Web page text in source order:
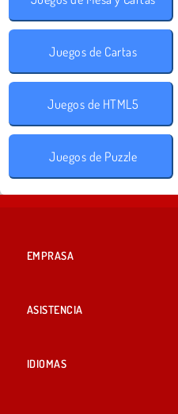
Juegos de Cartas
Juegos de HTML5
Juegos de Puzzle
EMPRASA
ASISTENCIA
IDIOMAS